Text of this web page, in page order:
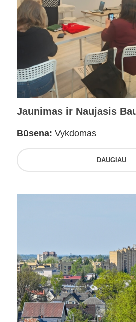
Jaunimas ir Naujasis
Būsena: Vykdomas
DAUGIAU